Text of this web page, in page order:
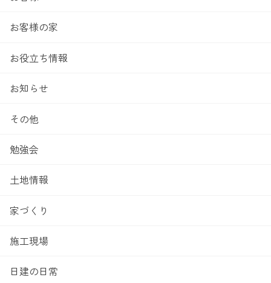
お客様の家
お役立ち情報
お知らせ
その他
勉強会
土地情報
家づくり
施工現場
日建の日常